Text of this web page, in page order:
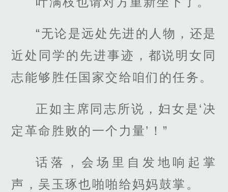
“无论是远处先进的人物，还是
近处同学的先进事迹，都说明女同
志能够胜任国家交给咱们的任务。
正如主席同志所说，妇女是‘决
定革命胜败的一个力量’！”
话落，会场里自发地响起掌
声，吴玉琢也啪啪给妈妈鼓掌。